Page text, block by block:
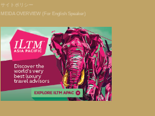
サイトポリシー
MEIDA OVERVIEW (For English Speaker)